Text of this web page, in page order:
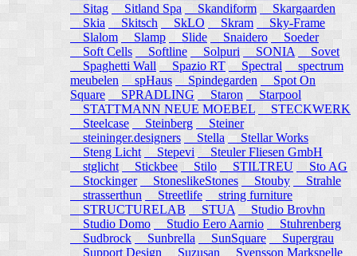
Sitag
Sitland Spa Skandiform
Skargaarden
Skia
Skitsch SkLO Skram
Sky-Frame
Slalom
Slamp Slide Snaidero
Soeder
Soft Cells
Softline Solpuri SONIA
Sovet
Spaghetti Wall
Spazio RT Spectral
spectrum
meubelen
spHaus Spindegarden
Spot On
Square
SPRADLING Staron
Starpool
STATTMANN NEUE MOEBEL
STECKWERK
Steelcase
Steinberg
Steiner
steininger.designers
Stella Stellar Works
Steng Licht
Stepevi
Steuler Fliesen GmbH
stglicht
Stickbee Stilo STILTREU
Sto AG
Stockinger
StoneslikeStones Stouby
Strahle
strasserthun
Streetlife
string furniture
STRUCTURELAB
STUA
Studio Brovhn
Studio Domo
Studio Eero Aarnio
Stuhrenberg
Sudbrock
Sunbrella SunSquare
Supergrau
Support Design
Suzusan
Svensson Markspelle